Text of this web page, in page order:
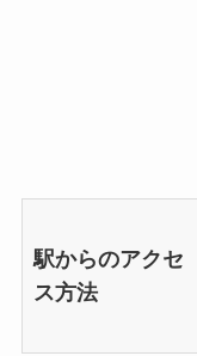
駅からのアクセ
ス方法